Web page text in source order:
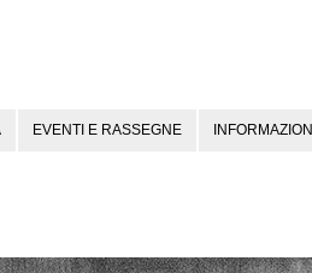
EVENTI E RASSEGNE INFORMAZIONI